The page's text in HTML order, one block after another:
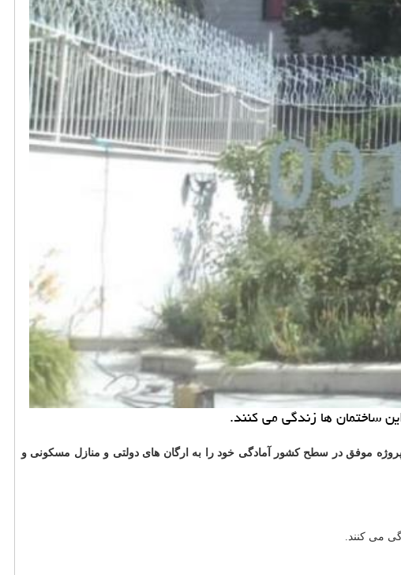
ساختمان ها زندگی می كنند.
صنعتی ایمن کاران وحدت با بالاترین کیفیت و با سابقه ی ۱۸ ساله در صنایع فلزی و با ۱۶ مدل و طرح درب آکاردئونی و بیش از ۲۰۰۰ پروژه موفق در سطح کشور آمادگی خود را به ارگان های دولتی و منازل مسکونی و
می کنند.